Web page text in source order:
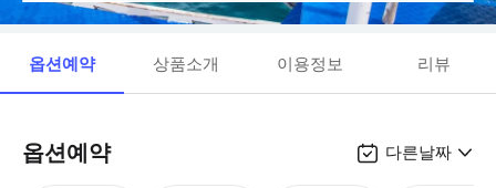
옵션예약 상품소개 이용정보 리뷰
옵션예약 다른날짜